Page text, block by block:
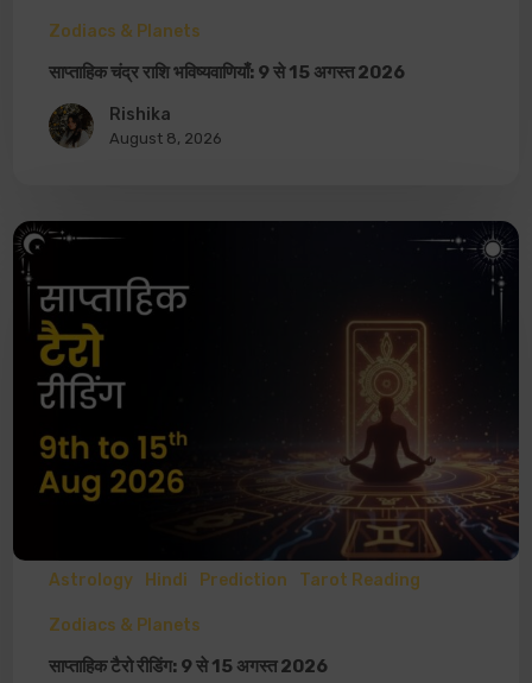
Zodiacs & Planets
साप्ताहिक चंद्र राशि भविष्यवाणियाँ: 9 से 15 अगस्त 2026
Rishika
August 8, 2026
Astrology Hindi Prediction Tarot Reading
Zodiacs & Planets
साप्ताहिक टैरो रीडिंग: 9 से 15 अगस्त 2026